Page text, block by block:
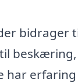
bidrager
har